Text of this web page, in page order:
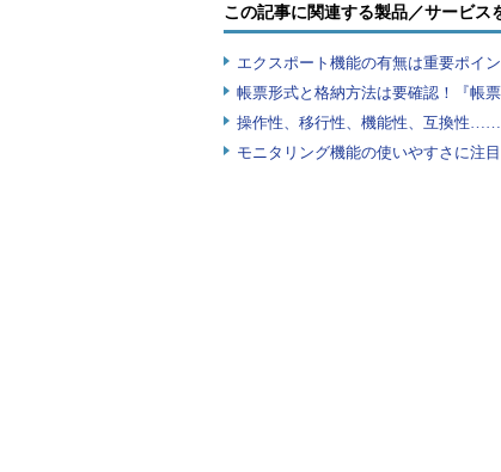
この記事に関連する製品／サービス
エクスポート機能の有無は重要ポイ
帳票形式と格納方法は要確認！『帳
操作性、移行性、機能性、互換性
モニタリング機能の使いやすさに注